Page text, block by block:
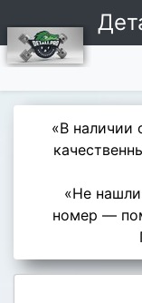
«В наличии
«Не
номер —